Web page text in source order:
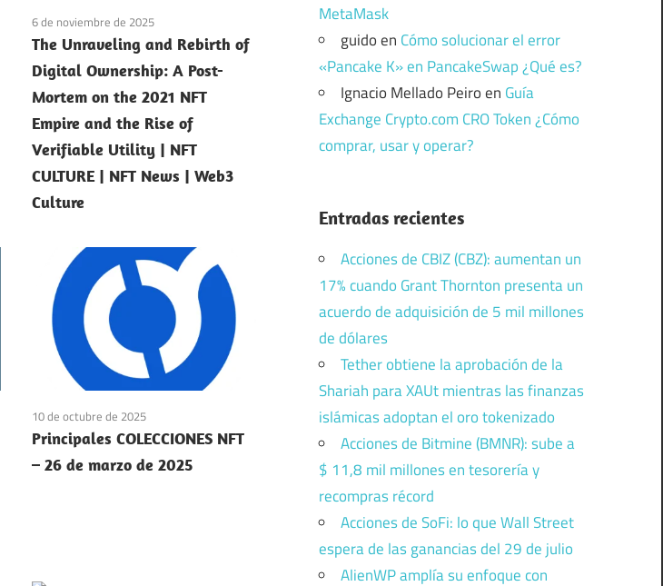
6 de noviembre de 2025
The Unraveling and Rebirth of
Digital Ownership: A Post-
Mortem on the 2021 NFT
Empire and the Rise of
Verifiable Utility | NFT
CULTURE | NFT News | Web3
Culture
10 de octubre de 2025
Principales COLECCIONES NFT
– 26 de marzo de 2025
MetaMask
guidoen Cómo solucionar el error
«Pancake K» en PancakeSwap ¿Qué es?
Ignacio Mellado Peiroen Guía
Exchange Crypto.com CRO Token ¿Cómo
comprar, usar y operar?
Entradas recientes
Acciones de CBIZ (CBZ): aumentan un
17% cuando Grant Thornton presenta un
acuerdo de adquisición de 5 mil millones
de dólares
Tether obtiene la aprobación de la
Shariah para XAUt mientras las finanzas
islámicas adoptan el oro tokenizado
Acciones de Bitmine (BMNR): sube a
$ 11,8 mil millones en tesorería y
recompras récord
Acciones de SoFi: lo que Wall Street
espera de las ganancias del 29 de julio
AlienWP amplía su enfoque con